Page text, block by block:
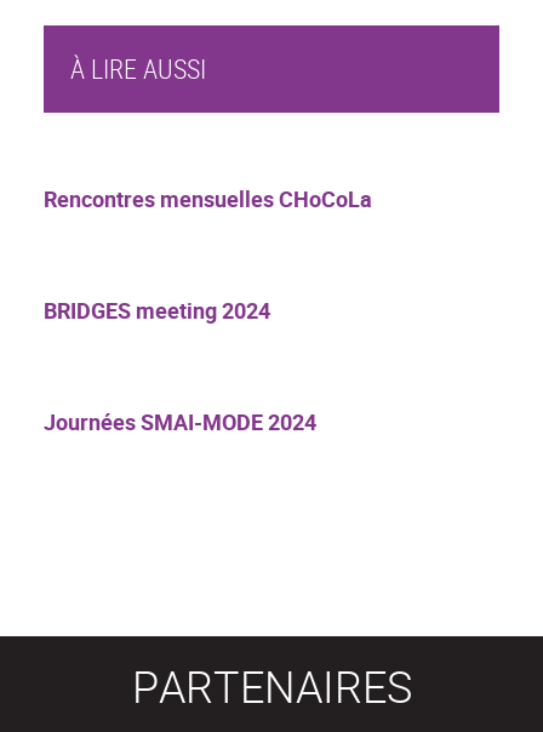
À LIRE AUSSI
Rencontres mensuelles CHoCoLa
BRIDGES meeting 2024
Journées SMAI-MODE 2024
PARTENAIRES